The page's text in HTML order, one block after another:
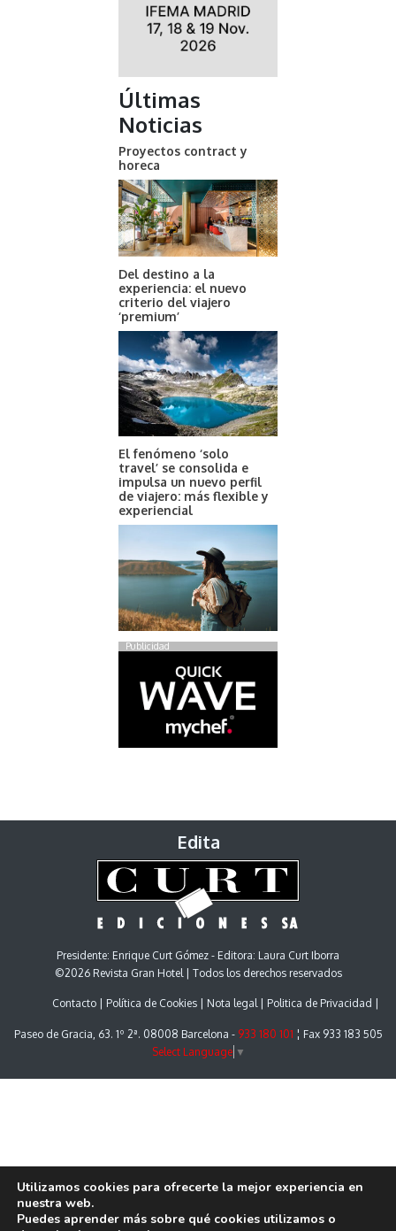
Últimas
Noticias
Proyectos contract y
horeca
Del destino a la
experiencia: el nuevo
criterio del viajero
‘premium’
El fenómeno ‘solo
travel’ se consolida e
impulsa un nuevo perfil
de viajero: más flexible y
experiencial
Publicidad
Edita
Presidente: Enrique Curt Gómez - Editora: Laura Curt Iborra
©2026 Revista Gran Hotel | Todos los derechos reservados
Contacto Política de Cookies Nota legal Politica de Privacidad
Paseo de Gracia, 63. 1º 2ª. 08008 Barcelona - 933 180 101 ¦ Fax 933 183 505
Select Language ▼
Utilizamos cookies para ofrecerte la mejor experiencia en
nuestra web.
Puedes aprender más sobre qué cookies utilizamos o